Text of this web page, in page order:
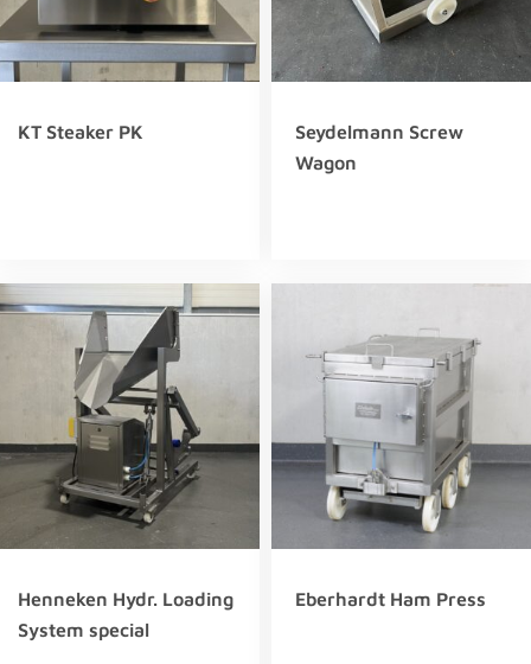
KT Steaker PK
Seydelmann Screw
Wagon
Henneken Hydr. Loading
System special
Eberhardt Ham Press